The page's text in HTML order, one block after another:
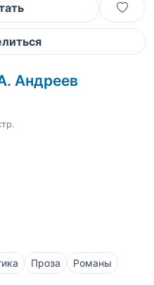
Андреев
Проза Романы